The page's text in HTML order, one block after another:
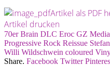
Artikel als PDF
Artikel drucken
70er Brain DLC Eroc GZ Media
Progressive Rock Reissue
Willi Wildschwein coloured
Share. Facebook Twitter